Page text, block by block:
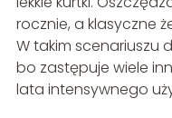
rocznie, a klasyczne
W takim scenariuszu
bo zastępuje wiele
lata intensywnego